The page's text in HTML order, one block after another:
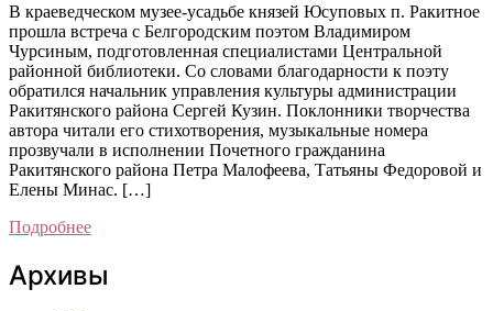
В краеведческом музее-усадьбе князей Юсуповых п. Ракитное
прошла встреча с Белгородским поэтом Владимиром
Чурсиным, подготовленная специалистами Центральной
районной библиотеки. Со словами благодарности к поэту
обратился начальник управления культуры администрации
Ракитянского района Сергей Кузин. Поклонники творчества
автора читали его стихотворения, музыкальные номера
прозвучали в исполнении Почетного гражданина
Ракитянского района Петра Малофеева, Татьяны Федоровой и
Елены Минас. […]
Подробнее
Архивы